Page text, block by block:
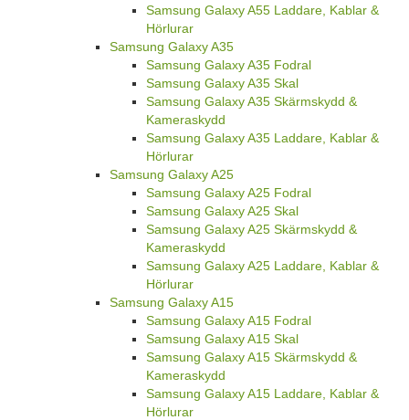
Samsung Galaxy A55 Laddare, Kablar &
Hörlurar
Samsung Galaxy A35
Samsung Galaxy A35 Fodral
Samsung Galaxy A35 Skal
Samsung Galaxy A35 Skärmskydd &
Kameraskydd
Samsung Galaxy A35 Laddare, Kablar &
Hörlurar
Samsung Galaxy A25
Samsung Galaxy A25 Fodral
Samsung Galaxy A25 Skal
Samsung Galaxy A25 Skärmskydd &
Kameraskydd
Samsung Galaxy A25 Laddare, Kablar &
Hörlurar
Samsung Galaxy A15
Samsung Galaxy A15 Fodral
Samsung Galaxy A15 Skal
Samsung Galaxy A15 Skärmskydd &
Kameraskydd
Samsung Galaxy A15 Laddare, Kablar &
Hörlurar